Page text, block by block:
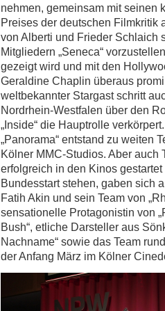
nehmen, gemeinsam mit seinen
Preises der deutschen Filmkritik
von Alberti und Frieder Schlaich
Mitgliedern „Seneca“
gezeigt wird und mit den
Geraldine Chaplin überaus
weltbekannter Stargast schritt
Nordrhein-Westfalen über den
„Inside“ die Hauptrolle
„Panorama“ entstand zu weiten
Kölner MMC-Studios. Aber auch
erfolgreich in den Kinos
Bundesstart stehen, gaben sich
Fatih Akin und sein Team von
sensationelle Protagonistin von
Bush“, etliche Darsteller aus
Nachname“ sowie das Team
der Anfang März im Kölner